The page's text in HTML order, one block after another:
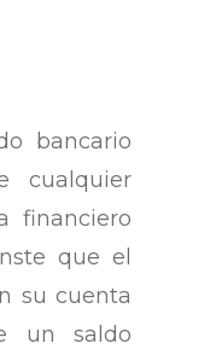
bancario
cualquier
financiero
que el
su cuenta
un saldo